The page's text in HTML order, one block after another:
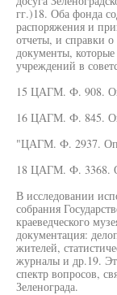
гг.)18. Оба фонда
распоряжения и
отчеты, и справки
документы,
учреждений в
15 ЦАГМ. Ф. 908.
16 ЦАГМ. Ф. 845.
"ЦАГМ. Ф. 2937.
18 ЦАГМ. Ф. 3368.
В исследовании
собрания
краеведческого
документация:
жителей,
журналы и др.19.
спектр вопросов,
Зеленограда.